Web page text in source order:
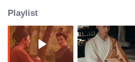
apakah mereka berhasil mengungkap
Playlist